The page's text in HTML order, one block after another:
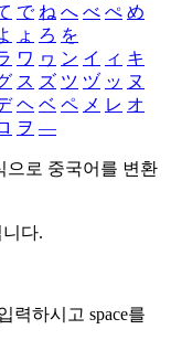
で ね へ べ ぺ め
ょ ろ を
ワ ヮ ン イ ィ キ
ス ズ ツ ヅ ッ ヌ
ヘ ベ ペ メ レ オ
ヲ ―
으로 중국어를 변환
다.
력하시고 space를